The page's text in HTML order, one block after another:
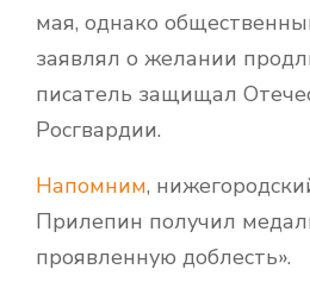
мая, однако
заявлял о желании
писатель защищал
Росгвардии.
Напомним,
Прилепин получил
проявленную доблесть».